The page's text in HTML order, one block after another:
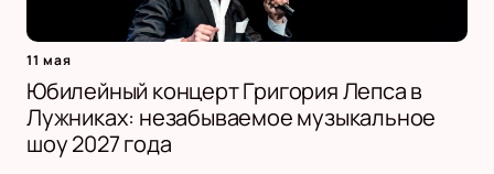
11 мая
Юбилейный концерт Григория Лепса в
Лужниках: незабываемое музыкальное
шоу 2027 года